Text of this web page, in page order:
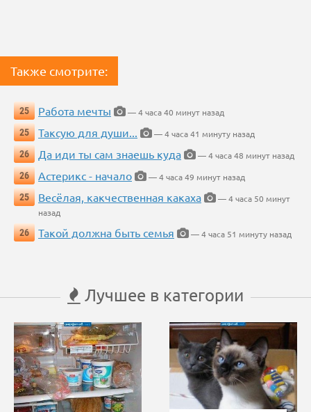
Также смотрите:
25 Работа мечты
— 4 часа 40 минут назад
25
Таксую для души...
— 4 часа 41 минуту назад
26
Да иди ты сам знаешь куда
— 4 часа 48 минут назад
26
Астерикс - начало
— 4 часа 49 минут назад
25
Весёлая, какчественная какаха
— 4 часа 50 минут
назад
26
Такой должна быть семья — 4 часа 51 минуту назад
Лучшее в категории